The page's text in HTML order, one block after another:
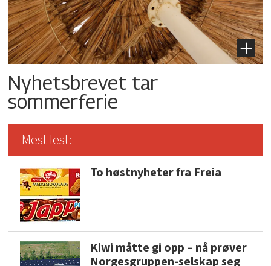
Nyhetsbrevet tar
sommerferie
Mest lest:
To høstnyheter fra Freia
Kiwi måtte gi opp – nå prøver
Norgesgruppen-selskap seg